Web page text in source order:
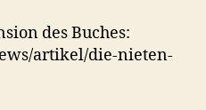
des Buches:
artikel/die-nieten-